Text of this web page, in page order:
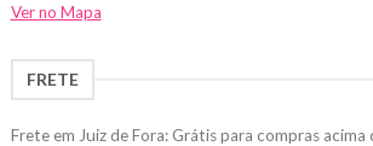
Ver no Mapa
FRETE
Frete em Juiz de Fora: Grátis para compras acima